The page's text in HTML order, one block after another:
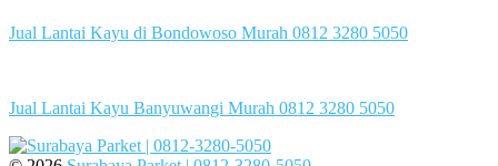
Jual Lantai Kayu di Bondowoso Murah 0812 3280 5050
Jual Lantai Kayu Banyuwangi Murah 0812 3280 5050